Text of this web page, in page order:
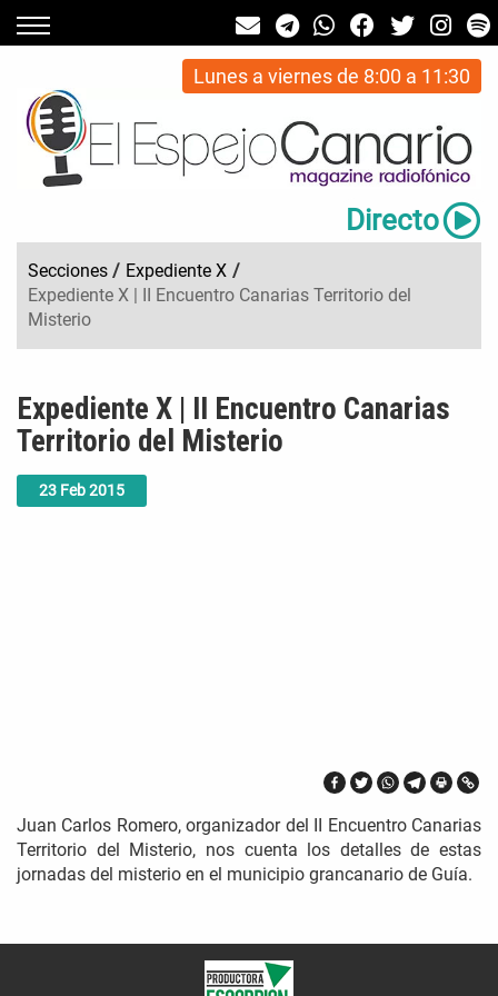
Lunes a viernes de 8:00 a 11:30
Directo
Secciones / Expediente X /
Expediente X | II Encuentro Canarias Territorio del
Misterio
23 Feb2015
Expediente X | II Encuentro Canarias
Territorio del Misterio
Juan Carlos Romero, organizador del II Encuentro Canarias
Territorio del Misterio, nos cuenta los detalles de estas
jornadas del misterio en el municipio grancanario de Guía.